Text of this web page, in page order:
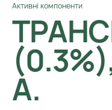
Активні компоненти
А.